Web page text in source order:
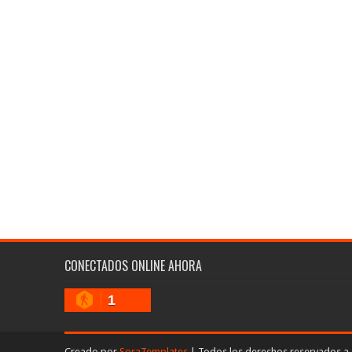
CONECTADOS ONLINE AHORA
1